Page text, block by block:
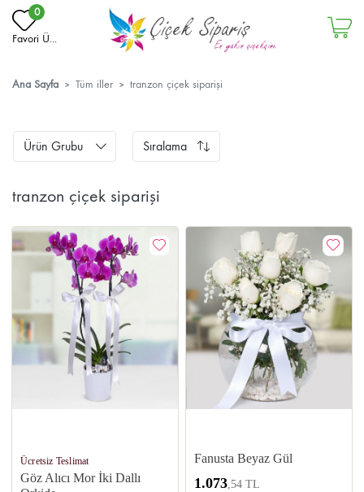
0
Favori Ü...
Ana Sayfa Tüm iller tranzon çiçek siparişi
Ürün Grubu Sıralama
tranzon çiçek siparişi
Ücretsiz Teslimat
Göz Alıcı Mor İki Dallı
Fanusta Beyaz Gül
1.073 ,54 TL